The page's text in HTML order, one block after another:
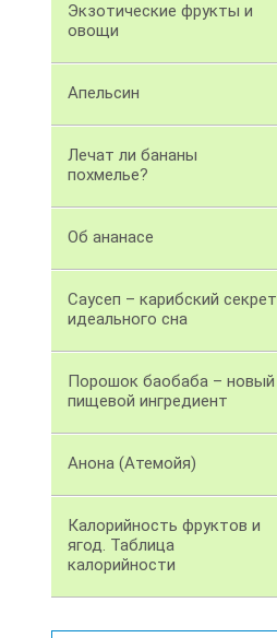
Экзотические фрукты и
овощи
Апельсин
Лечат ли бананы
похмелье?
Об ананасе
Саусеп – карибский секрет
идеального сна
Порошок баобаба – новый
пищевой ингредиент
Анона (Атемойя)
Калорийность фруктов и
ягод. Таблица
калорийности